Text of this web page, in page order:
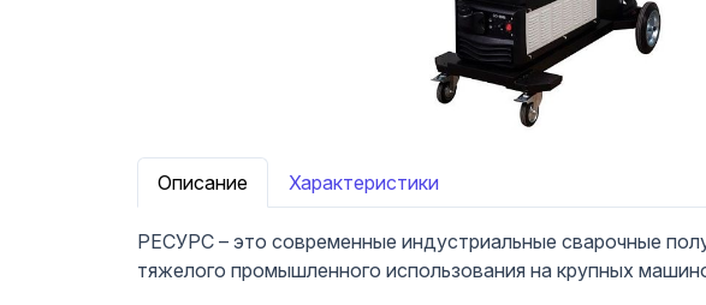
Описание Характеристики
РЕСУРС – это современные индустриальные сварочные
тяжелого промышленного использования на крупных